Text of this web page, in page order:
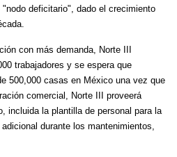
deficitario", dado el crecimiento
con más demanda, Norte III
trabajadores y se espera que
500,000 casas en México una vez que
comercial, Norte III proveerá
incluida la plantilla de personal para la
durante los mantenimientos,